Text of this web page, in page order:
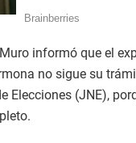
informó que el
no sigue su
Elecciones (JNE),